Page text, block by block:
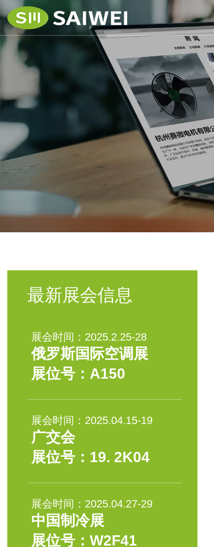
最新展会信息
展会时间：2025.2.25-28
俄罗斯国际空调展
展位号：A150
展会时间：2025.04.15-19
广交会
展位号：19. 2K04
展会时间：2025.04.27-29
中国制冷展
展位号：W2F41